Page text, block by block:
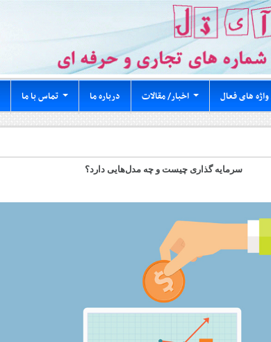
تماس با ما درباره ما اخبار/ مقالات های فعال
سرمایه گذاری چیست و چه مدل‌هایی دارد؟